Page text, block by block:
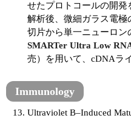
せたプロトコールの開発
解析後、微細ガラス電極
切片から単一ニューロン
SMARTer Ultra Low
売）を用いて、cDNAラ
Immunology
Ultraviolet B–Induced